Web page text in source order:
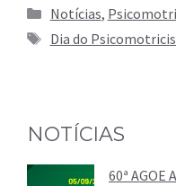
Categorias
Notícias,
Tags
Dia do
NOTÍCIAS
60ª AGOE